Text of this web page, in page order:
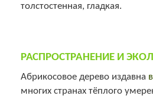
толстостенная, гладкая.
РАСПРОСТРАНЕНИЕ И
Абрикосовое дерево издавна
многих странах тёплого